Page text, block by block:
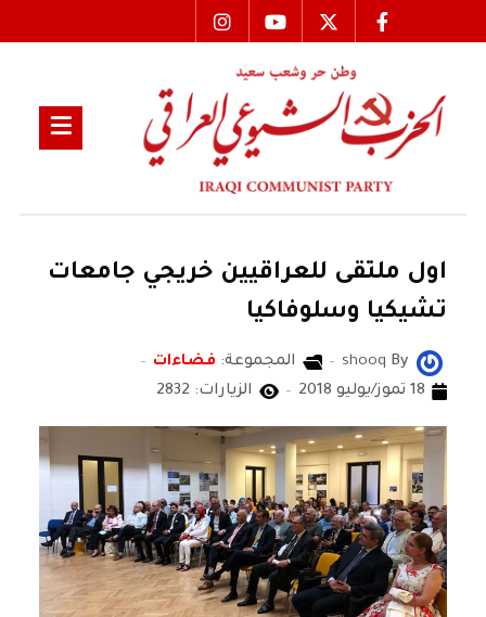
اول ملتقى للعراقيين خريجي جامعات
تشيكيا وسلوفاكيا
By
shooq المجموعة: فضاءات
18 تموز/يوليو 2018
الزيارات: 2832